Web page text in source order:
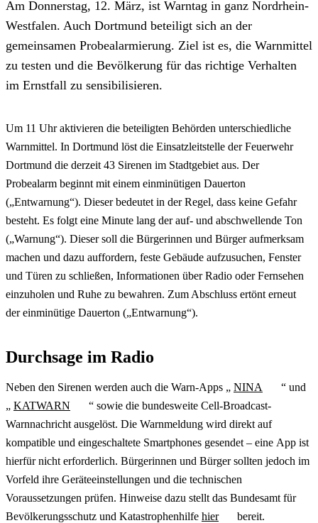
Am Donnerstag, 12. März, ist Warntag in ganz Nordrhein-
Westfalen. Auch Dortmund beteiligt sich an der
gemeinsamen Probealarmierung. Ziel ist es, die Warnmittel
zu testen und die Bevölkerung für das richtige Verhalten
im Ernstfall zu sensibilisieren.
Um 11 Uhr aktivieren die beteiligten Behörden unterschiedliche
Warnmittel. In Dortmund löst die Einsatzleitstelle der Feuerwehr
Dortmund die derzeit 43 Sirenen im Stadtgebiet aus. Der
Probealarm beginnt mit einem einminütigen Dauerton
(„Entwarnung“). Dieser bedeutet in der Regel, dass keine Gefahr
besteht. Es folgt eine Minute lang der auf- und abschwellende Ton
(„Warnung“). Dieser soll die Bürgerinnen und Bürger aufmerksam
machen und dazu auffordern, feste Gebäude aufzusuchen, Fenster
und Türen zu schließen, Informationen über Radio oder Fernsehen
einzuholen und Ruhe zu bewahren. Zum Abschluss ertönt erneut
der einminütige Dauerton („Entwarnung“).
Durchsage im Radio
Neben den Sirenen werden auch die Warn-Apps „ NINA
“ und
„ KATWARN “ sowie die bundesweite Cell-Broadcast-
Warnnachricht ausgelöst. Die Warnmeldung wird direkt auf
kompatible und eingeschaltete Smartphones gesendet – eine App ist
hierfür nicht erforderlich. Bürgerinnen und Bürger sollten jedoch im
Vorfeld ihre Geräteeinstellungen und die technischen
Voraussetzungen prüfen. Hinweise dazu stellt das Bundesamt für
Bevölkerungsschutz und Katastrophenhilfe hier bereit.